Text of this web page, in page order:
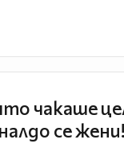
чакаше
се